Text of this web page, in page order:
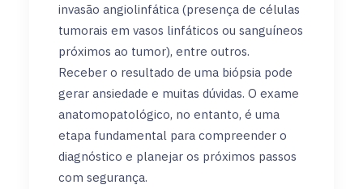
invasão angiolinfática (presença de células
tumorais em vasos linfáticos ou sanguíneos
próximos ao tumor), entre outros.
Receber o resultado de uma biópsia pode
gerar ansiedade e muitas dúvidas. O exame
anatomopatológico, no entanto, é uma
etapa fundamental para compreender o
diagnóstico e planejar os próximos passos
com segurança.